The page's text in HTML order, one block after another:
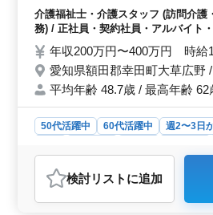
助 ◎書類作成、書
や動作の介助 【
務でも気さくに聞け
応募お待ちしており
介護福祉士・介護スタッフ (訪問介護
務) / 正社員・契約社員・アルバイト
年収200万円〜400万円 時給
愛知県額田郡幸田町大草広野
平均年齢 48.7歳 / 最高年齢 62
50代活躍中 60代活躍中 週2〜3日
介護福祉士・介
おすすめポイント
＜勤務地の魅力＞ 愛知県幸田町
検討リスト に追加